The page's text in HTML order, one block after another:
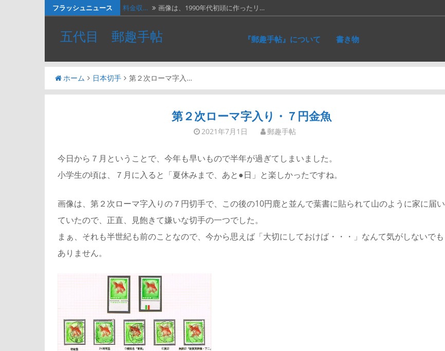
ツ
ス
フラッシュニュース 料金収… 画像は、1990年代初頭に作ったリ…
ネパー… 画像は1967年に撮影された、ネパ…
『切手… 長い歴史を誇る切手研究会の活動停止…
ベトナ… 画像は、北ベトナムが1966年に発…
五代目 郵趣手帖 『郵趣手帖』について 書き物
ホーム 日本切手 第２次ローマ字入…
第２次ローマ字入り・７円金魚
2021年7月1日 郵趣手帖
今日から７月ということで、今年も早いもので半年が過ぎてしまいました。
小学生の頃は、７月に入ると「夏休みまで、あと●日」と楽しかったですね。
画像は、第２次ローマ字入りの７円切手で、この後の10円鹿と並んで葉書に貼られて山のように家に届い
ていたので、正直、見飽きて嫌いな切手の一つでした。
まぁ、それも半世紀も前のことなので、今から思えば「大切にしておけば・・・」なんて気がしないでも
ありません。